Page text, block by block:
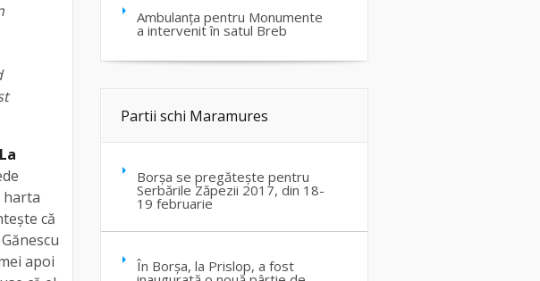
harta
că
apoi
Ambulanța pentru Monumente
a intervenit în satul Breb
Partii schi Maramures
Borșa se pregătește pentru
Serbările Zăpezii 2017, din 18-
19 februarie
În Borșa, la Prislop, a fost